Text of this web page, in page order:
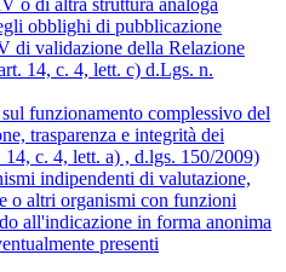
obblighi di pubblicazione
di validazione della Relazione
14, c. 4, lett. c) d.Lgs. n.
funzionamento complessivo del
trasparenza e integrità dei
c. 4, lett. a) , d.lgs. 150/2009)
indipendenti di valutazione,
o altri organismi con funzioni
all'indicazione in forma anonima
presenti